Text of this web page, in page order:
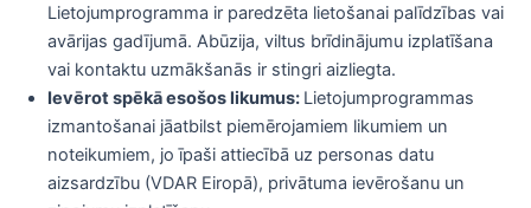
Lietojumprogramma ir paredzēta lietošanai palīdzības vai
avārijas gadījumā. Abūzija, viltus brīdinājumu izplatīšana
vai kontaktu uzmākšanās ir stingri aizliegta.
Ievērot spēkā esošos likumus: Lietojumprogrammas
izmantošanai jāatbilst piemērojamiem likumiem un
noteikumiem, jo īpaši attiecībā uz personas datu
aizsardzību (VDAR Eiropā), privātuma ievērošanu un